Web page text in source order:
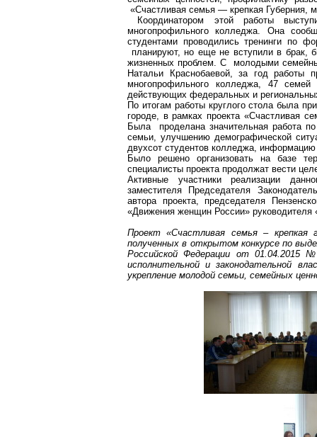
«Счастливая семья — крепкая Губерния,
Координатором этой работы
многопрофильного колледжа. Она
студентами проводились тренинги по
планируют, но еще не вступили в брак,
жизненных проблем. С молодыми
Натальи
Краснобаевой, за год работы
многопрофильного колледжа, 47
действующих федеральных и
По итогам работы круглого стола была
городе, в рамках проекта «Счастливая
Была проделана значительная работа
семьи, улучшению демографической
двухсот студентов колледжа,
Было решено организовать на базе
специалисты проекта продолжат вести
Активные участники реализации
заместителя Председателя
автора проекта, председателя
«Движения женщин России»
Проект «Счастливая семья –
полученных в открытом конкурсе по
Российской Федерации от 01.04.2015
исполнительной и законодательной
укрепление молодой семьи, семейных